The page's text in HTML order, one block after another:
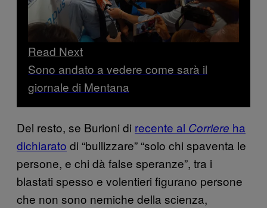
Read Next
Sono andato a vedere come sarà il
giornale di Mentana
Del resto, se Burioni di recente al Corriere ha
dichiarato di “bullizzare” “solo chi spaventa le
persone, e chi dà false speranze”, tra i
blastati spesso e volentieri figurano persone
che non sono nemiche della scienza,